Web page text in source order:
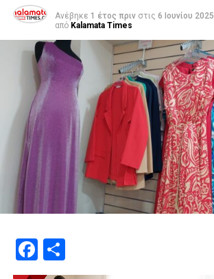
Ανέβηκε 1 έτος πριν στις 6 Ιουνίου 2025
από Kalamata Times
Facebook
Μοιραστείτε